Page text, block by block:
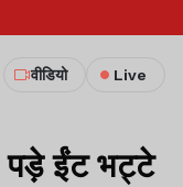
वीडियो Live
ईंट भट्टे